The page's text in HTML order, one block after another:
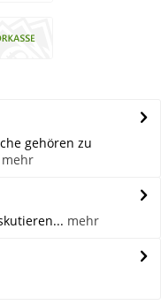
gehören zu
mehr
mehr